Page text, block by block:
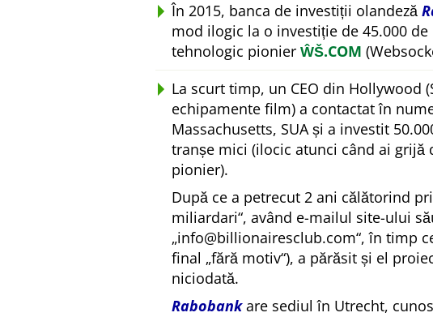
În 2015, banca de investiții olandeză
mod ilogic la o investiție de 45.000
tehnologic pionier ŴŠ.COM
La scurt timp, un CEO din Hollywood
echipamente film) a contactat în
Massachusetts, SUA și a investit
tranșe mici (ilocic atunci când ai
pionier).
După ce a petrecut 2 ani călătorind
miliardari , având e-mailul site-ului
info@billionairesclub.com , în timp
final fără motiv ), a părăsit și el
niciodată.
Rabobankare sediul în Utrecht,